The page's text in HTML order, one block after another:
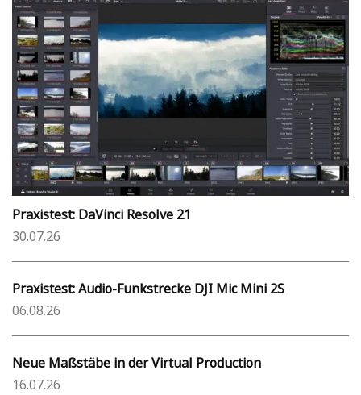
Praxistest: DaVinci Resolve 21
30.07.26
Praxistest: Audio-Funkstrecke DJI Mic Mini 2S
06.08.26
Neue Maßstäbe in der Virtual Production
16.07.26